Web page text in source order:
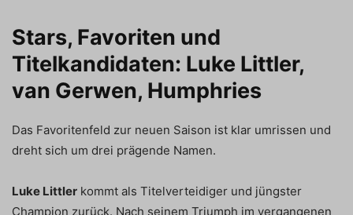
Stars, Favoriten und
Titelkandidaten: Luke Littler,
van Gerwen, Humphries
Das Favoritenfeld zur neuen Saison ist klar umrissen und
dreht sich um drei prägende Namen.
Luke Littler kommt als Titelverteidiger und jüngster
Champion zurück. Nach seinem Triumph im vergangenen